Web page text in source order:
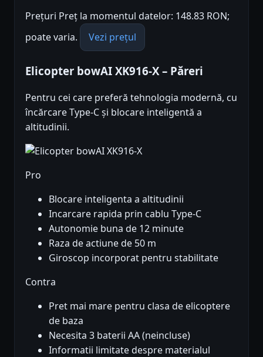
Prețuri Preț la momentul datelor: 148.83 RON;
poate varia.
Vezi prețul
Elicopter bowAI XK916-X – Păreri
Pentru cei care preferă tehnologia modernă, cu
încărcare Type-C și blocare inteligentă a
altitudinii.
Pro
Blocare inteligenta a altitudinii
Incarcare rapida prin cablu Type-C
Autonomie buna de 12 minute
Raza de actiune de 50 m
Giroscop incorporat pentru stabilitate
Contra
Pret mai mare pentru clasa de elicoptere
de baza
Necesita 3 baterii AA (neincluse)
Informatii limitate despre materialul